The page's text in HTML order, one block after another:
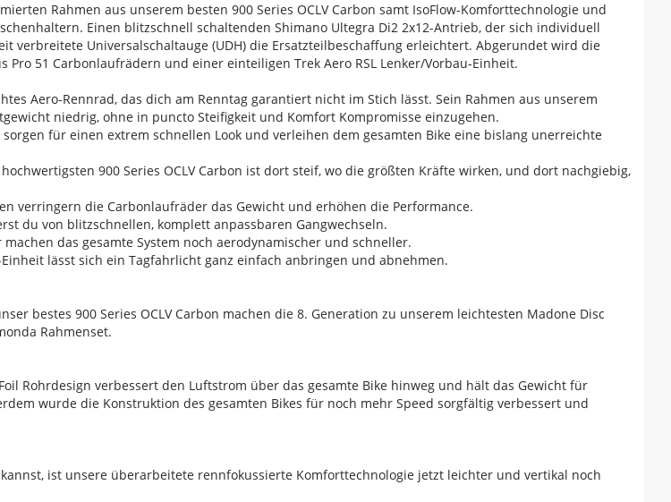
Rahmen aus unserem besten 900 Series OCLV Carbon samt IsoFlow-Komforttechnologie und
Einen blitzschnell schaltenden Shimano Ultegra Di2 2x12-Antrieb, der sich individuell
verbreitete Universalschaltauge (UDH) die Ersatzteilbeschaffung erleichtert. Abgerundet wird die
Pro 51 Carbonlaufrädern und einer einteiligen Trek Aero RSL Lenker/Vorbau-Einheit.
Aero-Rennrad, das dich am Renntag garantiert nicht im Stich lässt. Sein Rahmen aus unserem
niedrig, ohne in puncto Steifigkeit und Komfort Kompromisse einzugehen.
für einen extrem schnellen Look und verleihen dem gesamten Bike eine bislang unerreichte
900 Series OCLV Carbon ist dort steif, wo die größten Kräfte wirken, und dort nachgiebig,
verringern die Carbonlaufräder das Gewicht und erhöhen die Performance.
du von blitzschnellen, komplett anpassbaren Gangwechseln.
das gesamte System noch aerodynamischer und schneller.
lässt sich ein Tagfahrlicht ganz einfach anbringen und abnehmen.
bestes 900 Series OCLV Carbon machen die 8. Generation zu unserem leichtesten Madone Disc
Rahmenset.
Rohrdesign verbessert den Luftstrom über das gesamte Bike hinweg und hält das Gewicht für
wurde die Konstruktion des gesamten Bikes für noch mehr Speed sorgfältig verbessert und
ist unsere überarbeitete rennfokussierte Komforttechnologie jetzt leichter und vertikal noch